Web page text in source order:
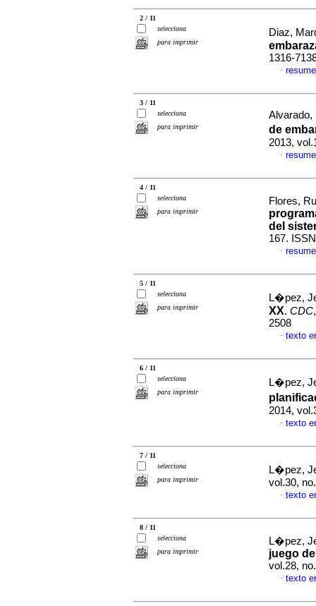
2 / 11
selecciona
para imprimir
Diaz,
1316-
·
3 / 11
selecciona
para imprimir
Alvarado,
de
2013,
·
4 / 11
selecciona
para imprimir
Flores,
del
167.
·
5 / 11
selecciona
para imprimir
L�pez,
XX. CDC
2508
· texto
6 / 11
selecciona
para imprimir
L�pez,
2014,
· texto
7 / 11
selecciona
para imprimir
L�pez,
vol.30,
· texto
8 / 11
selecciona
para imprimir
L�pez,
juego
vol.28,
· texto